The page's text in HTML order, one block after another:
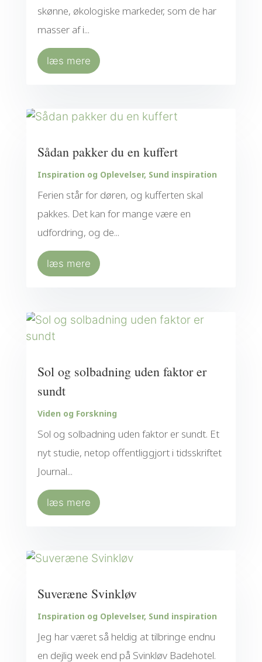
skønne, økologiske markeder, som de har
masser af i...
læs mere
Sådan pakker du en kuffert
Inspiration og Oplevelser, Sund inspiration
Ferien står for døren, og kufferten skal
pakkes. Det kan for mange være en
udfordring, og de...
læs mere
Sol og solbadning uden faktor er
sundt
Viden og Forskning
Sol og solbadning uden faktor er sundt. Et
nyt studie, netop offentliggjort i tidsskriftet
Journal...
læs mere
Suveræne Svinkløv
Inspiration og Oplevelser, Sund inspiration
Jeg har været så heldig at tilbringe endnu
en dejlig week end på Svinkløv Badehotel.